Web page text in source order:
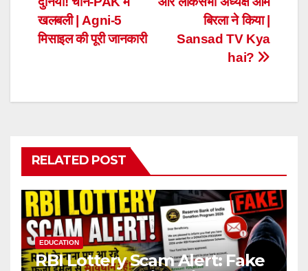
बिरला ने किया |
Sansad TV Kya
hai?
खलबली | Agni-5
मिसाइल की पूरी जानकारी
RELATED POST
EDUCATION
RBI Lottery Scam Alert: Fake